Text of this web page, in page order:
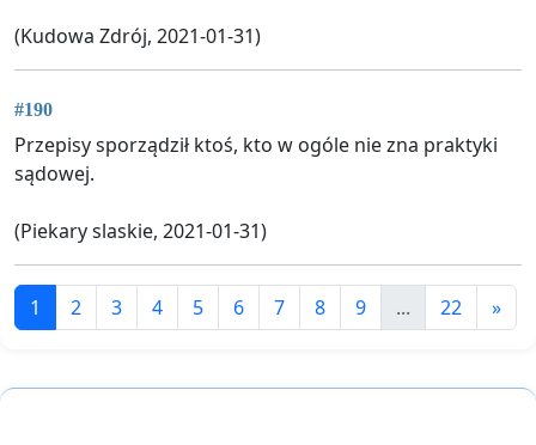
(Kudowa Zdrój, 2021-01-31)
#190
Przepisy sporządził ktoś, kto w ogóle nie zna praktyki
sądowej.
(Piekary slaskie, 2021-01-31)
1 2 3 4 5 6 7 8 9 ... 22 »